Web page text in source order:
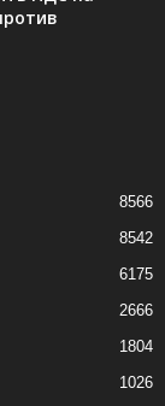
8566
8542
6175
2666
1804
1026